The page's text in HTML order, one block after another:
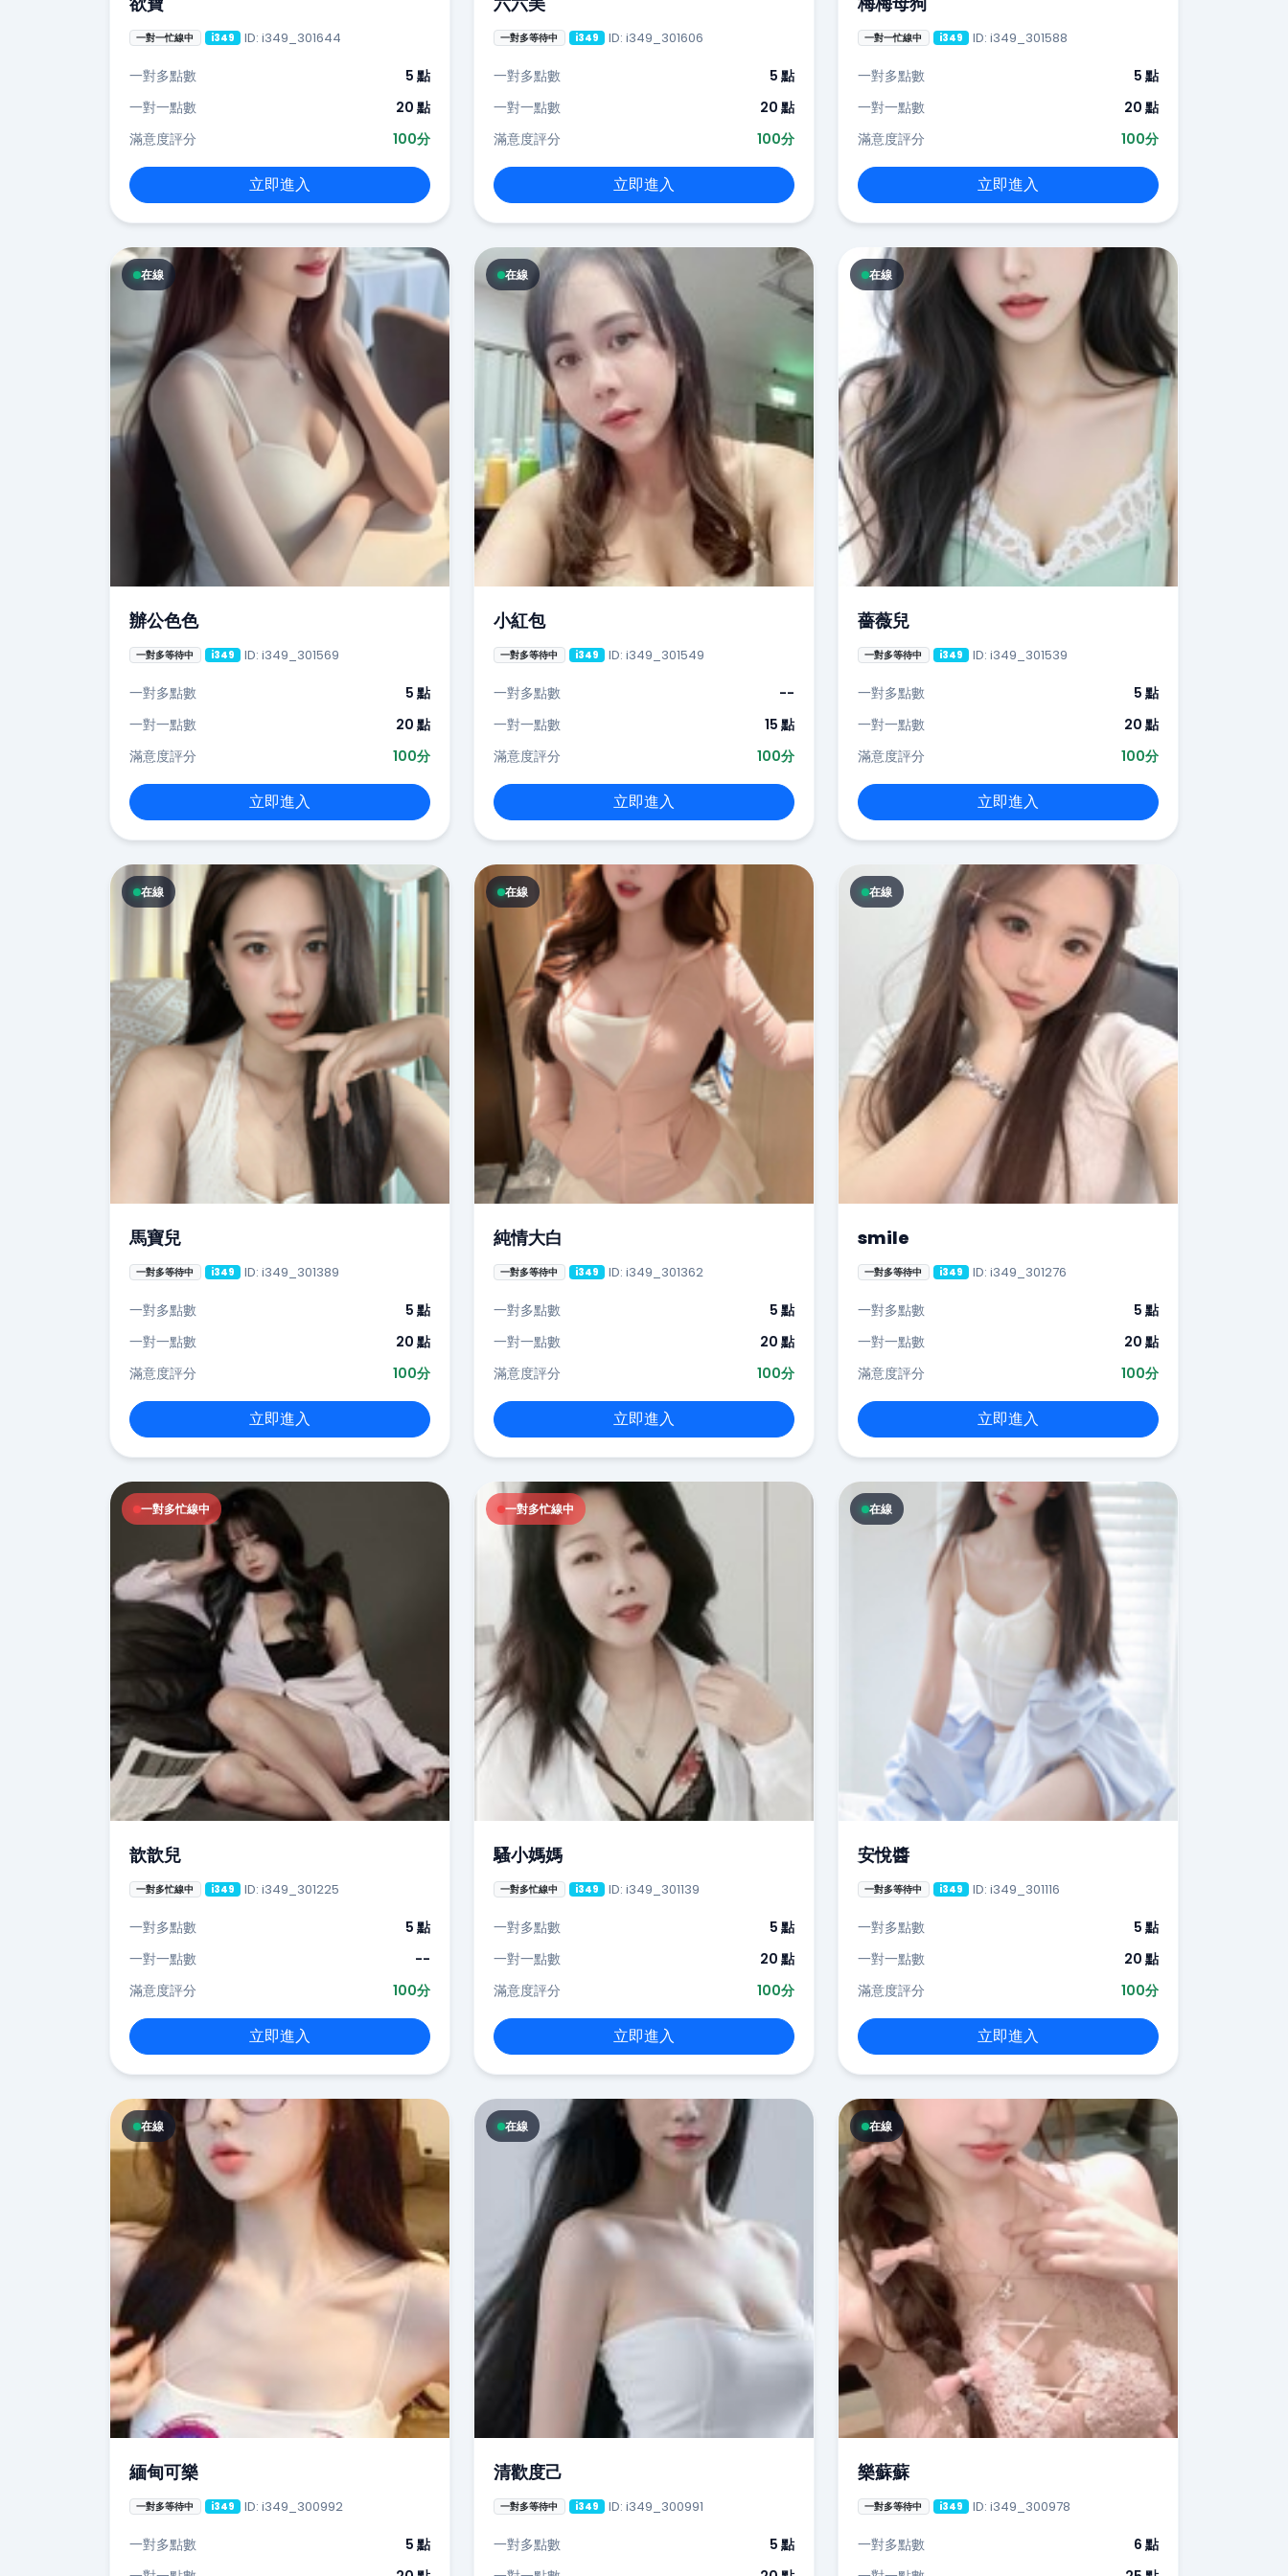
一對一忙線中 i349 ID: i349_301644
一對多點數
5 點
一對一點數
20 點
滿意度評分
100分
立即進入
一對多等待中 i349 ID: i349_301606
一對多點數
5 點
一對一點數
20 點
滿意度評分
100分
立即進入
一對一忙線中 i349 ID: i349_301588
一對多點數
5 點
一對一點數
20 點
滿意度評分
100分
立即進入
在線
辦公色色
一對多等待中 i349 ID: i349_301569
一對多點數
5 點
一對一點數
20 點
滿意度評分
100分
立即進入
在線
小紅包
一對多等待中 i349 ID: i349_301549
一對多點數
--
一對一點數
15 點
滿意度評分
100分
立即進入
在線
薔薇兒
一對多等待中 i349 ID: i349_301539
一對多點數
5 點
一對一點數
20 點
滿意度評分
100分
立即進入
在線
馬寶兒
一對多等待中 i349 ID: i349_301389
一對多點數
5 點
一對一點數
20 點
滿意度評分
100分
立即進入
在線
純情大白
一對多等待中 i349 ID: i349_301362
一對多點數
5 點
一對一點數
20 點
滿意度評分
100分
立即進入
在線
smile
一對多等待中 i349 ID: i349_301276
一對多點數
5 點
一對一點數
20 點
滿意度評分
100分
立即進入
一對多忙線中
歆歆兒
一對多忙線中 i349 ID: i349_301225
一對多點數
5 點
一對一點數
--
滿意度評分
100分
立即進入
一對多忙線中
騷小媽媽
一對多忙線中 i349 ID: i349_301139
一對多點數
5 點
一對一點數
20 點
滿意度評分
100分
立即進入
在線
安悅醬
一對多等待中 i349 ID: i349_301116
一對多點數
5 點
一對一點數
20 點
滿意度評分
100分
立即進入
在線
緬甸可樂
一對多等待中 i349 ID: i349_300992
一對多點數
5 點
在線
清歡度己
一對多等待中 i349 ID: i349_300991
一對多點數
5 點
在線
樂蘇蘇
一對多等待中 i349 ID: i349_300978
一對多點數
6 點